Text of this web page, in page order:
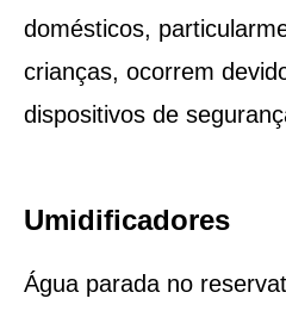
domésticos,
crianças, ocorrem
dispositivos de
Umidificadores
Água parada no